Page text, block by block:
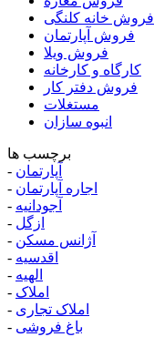
فروش خانه کلنگی
فروش آپارتمان
فروش ویلا
کارگاه و کارخانه
فروش دفتر کار
مستغلات
انبوه سازان
برچسب ها
- آپارتمان
- اجاره آپارتمان
- آجودانیه
- ازگل
- آژانس مسکن
- اقدسیه
- الهیه
- املاک
- املاک تجاری
- باغ فروشی